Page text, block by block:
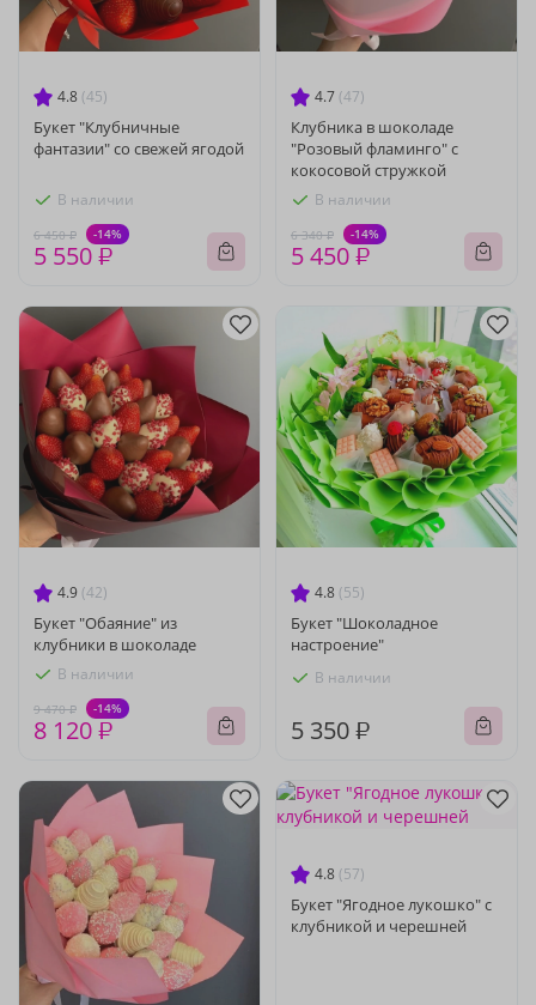
4.8 (45)
Букет "Клубничные
фантазии" со свежей ягодой
В наличии
6 450 ₽ -14%
5 550 ₽
4.7 (47)
Клубника в шоколаде
"Розовый фламинго" с
кокосовой стружкой
В наличии
6 340 ₽ -14%
5 450 ₽
4.9 (42)
Букет "Обаяние" из
клубники в шоколаде
В наличии
9 470 ₽ -14%
8 120 ₽
4.8 (55)
Букет "Шоколадное
настроение"
В наличии
5 350 ₽
4.8 (57)
Букет "Ягодное лукошко" с
клубникой и черешней